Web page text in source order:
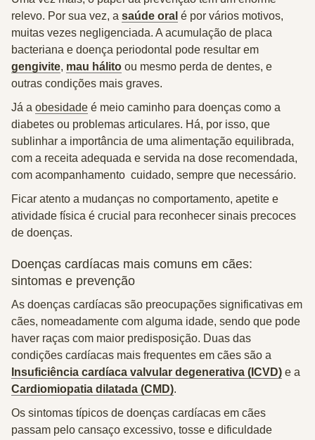
relevo. Por sua vez, a saúde oral é por vários motivos,
muitas vezes negligenciada. A acumulação de placa
bacteriana e doença periodontal pode resultar em
gengivite, mau hálito ou mesmo perda de dentes, e
outras condições mais graves.
Já a obesidade é meio caminho para doenças como a
diabetes ou problemas articulares. Há, por isso, que
sublinhar a importância de uma alimentação equilibrada,
com a receita adequada e servida na dose recomendada,
com acompanhamento cuidado, sempre que necessário.
Ficar atento a mudanças no comportamento, apetite e
atividade física é crucial para reconhecer sinais precoces
de doenças.
Doenças cardíacas mais comuns em cães:
sintomas e prevenção
As doenças cardíacas são preocupações significativas em
cães, nomeadamente com alguma idade, sendo que pode
haver raças com maior predisposição. Duas das
condições cardíacas mais frequentes em cães são a
Insuficiência cardíaca valvular degenerativa (ICVD) e a
Cardiomiopatia dilatada (CMD).
Os sintomas típicos de doenças cardíacas em cães
passam pelo cansaço excessivo, tosse e dificuldade